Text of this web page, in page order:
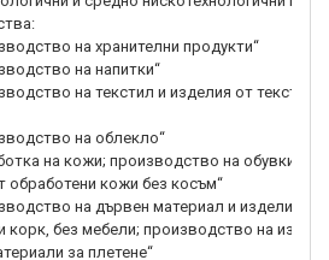
на хранителни продукти“
на напитки“
на текстил и изделия от текстил,
на облекло“
на кожи; производство на обувки и
обработени кожи без косъм“
на дървен материал и изделия от
корк, без мебели; производство на
за плетене“